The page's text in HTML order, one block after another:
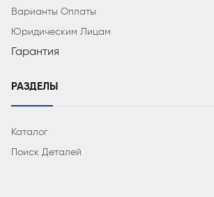
Варианты Оплаты
Юридическим Лицам
Гарантия
РАЗДЕЛЫ
Каталог
Поиск Деталей